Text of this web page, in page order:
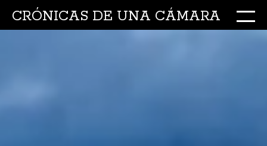
CRÓNICAS DE UNA CÁMARA
Ir